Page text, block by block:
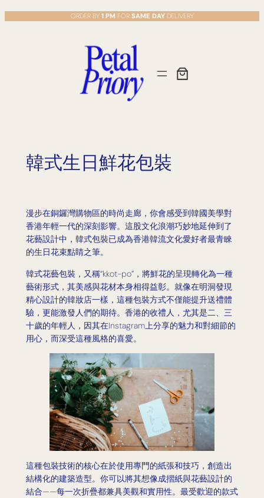
Skip
to
ORDER BY 1 PM FOR SAME DAYDELIVERY
韓式生日鮮花包裝
漫步在銅鑼灣購物區的時尚走廊，你會感受到韓國美學對
香港年輕一代的深刻影響。這股文化浪潮巧妙地延伸到了
花藝設計中，韓式包裝已成為香港韓流文化愛好者最青睞
的生日花束點睛之筆。
韓式花藝包裝，又稱“kkot-po”，將鮮花的呈現轉化為一種
藝術形式，其美感與花材本身相得益彰。就像在明洞發現
精心設計的韓妝店一樣，這種包裝方式不僅能提升送禮體
驗，更能激發人們的期待。香港的收禮人，尤其是二、三
十歲的年輕人，因其在Instagram上分享的魅力和對細節的
用心，而深受這種風格的喜愛。
這種包裝技術的核心在於使用專門的紙張和技巧，創造出
結構化的建築造型。你可以將其想像成摺紙與花藝設計的
結合——每一次折疊都兼具美觀和實用性。最受歡迎的款式